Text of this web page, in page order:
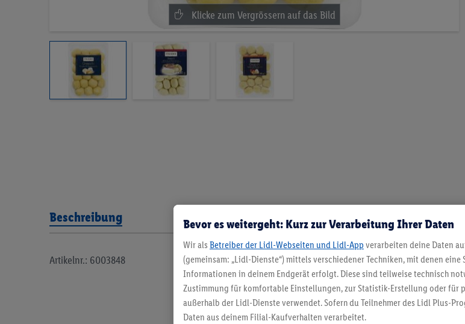
Beschreibung
Artikelnr.: 6003848
Bevor es weitergeht: Kurz zur Verarbeitung Ihrer Daten
Wir als Betreiber der Lidl-Webseiten und Lidl-App verarbeiten deine Daten
(gemeinsam: „Lidl-Dienste“) mittels verschiedener Techniken, mit denen
Informationen in deinem Endgerät erfolgt. Diese sind teilweise technisch
Zustimmung für komfortable Einstellungen, zur Statistik-Erstellung oder für
außerhalb der Lidl-Dienste verwendet. Sofern du Teilnehmer des Lidl Plus-
Daten aus deinem Filial-Kaufverhalten verarbeitet.